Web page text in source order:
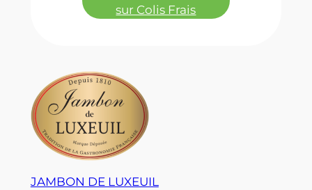
sur Colis Frais
JAMBON DE LUXEUIL